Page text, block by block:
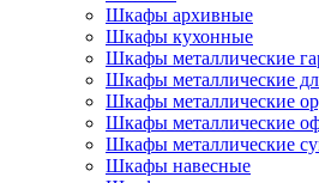
Шкафы архивные
Шкафы кухонные
Шкафы металлические
Шкафы металлические
Шкафы металлические
Шкафы металлические
Шкафы металлические
Шкафы навесные